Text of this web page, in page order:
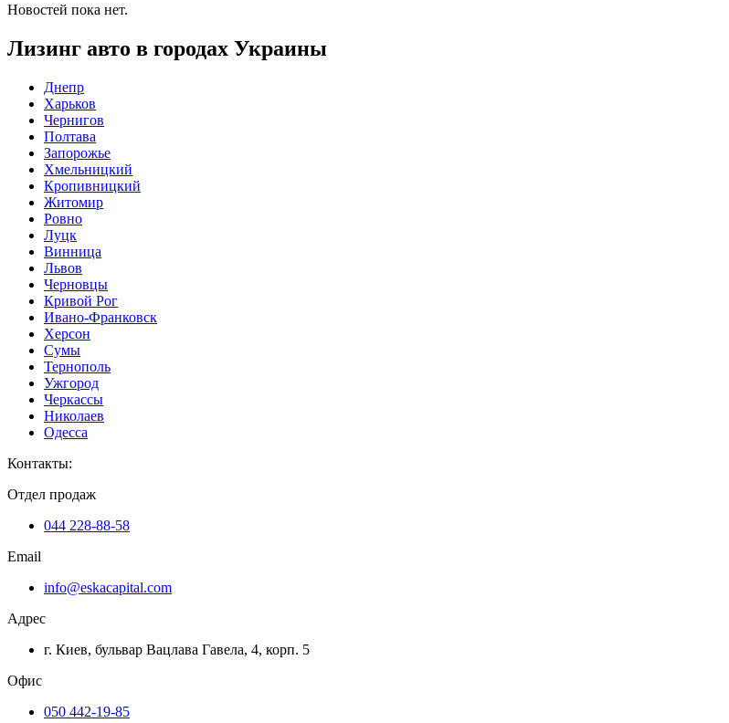
Новостей пока нет.
Лизинг авто в городах Украины
Днепр
Харьков
Чернигов
Полтава
Запорожье
Хмельницкий
Кропивницкий
Житомир
Ровно
Луцк
Винница
Львов
Черновцы
Кривой Рог
Ивано-Франковск
Херсон
Сумы
Тернополь
Ужгород
Черкассы
Николаев
Одесса
Контакты:
Отдел продаж
044 228-88-58
Email
info@eskacapital.com
Адрес
г. Киев, бульвар Вацлава Гавела, 4, корп. 5
Офис
050 442-19-85